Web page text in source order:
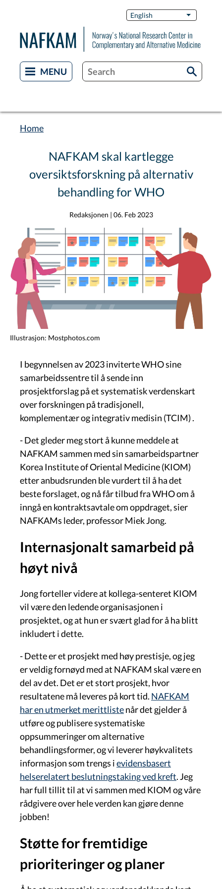
content
English List
Home
NAFKAM skal kartlegge
oversiktsforskning på alternativ
behandling for WHO
Redaksjonen | 06. Feb 2023
Illustrasjon: Mostphotos.com
I begynnelsen av 2023 inviterte WHO sine
samarbeidssentre til å sende inn
prosjektforslag på et systematisk verdenskart
over forskningen på tradisjonell,
komplementær og integrativ medisin (TCIM) .
- Det gleder meg stort å kunne meddele at
NAFKAM sammen med sin samarbeidspartner
Korea Institute of Oriental Medicine (KIOM)
etter anbudsrunden ble vurdert til å ha det
beste forslaget, og nå får tilbud fra WHO om å
inngå en kontraktsavtale om oppdraget, sier
NAFKAMs leder, professor Miek Jong.
Internasjonalt samarbeid på
høyt nivå
Jong forteller videre at kollega-senteret KIOM
vil være den ledende organisasjonen i
prosjektet, og at hun er svært glad for å ha blitt
inkludert i dette.
- Dette er et prosjekt med høy prestisje, og jeg
er veldig fornøyd med at NAFKAM skal være en
del av det. Det er et stort prosjekt, hvor
resultatene må leveres på kort tid. NAFKAM
har en utmerket merittlistenår det gjelder å
utføre og publisere systematiske
oppsummeringer om alternative
behandlingsformer, og vi leverer høykvalitets
informasjon som trengs ievidensbasert
helserelatert beslutningstaking ved kreft. Jeg
har full tillit til at vi sammen med KIOM og våre
rådgivere over hele verden kan gjøre denne
jobben!
Støtte for fremtidige
prioriteringer og planer